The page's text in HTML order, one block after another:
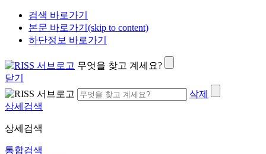
검색 바로가기
본문 바로가기(skip to content)
하단정보 바로가기
무엇을 찾고 계세요?
닫기
삭제
상세검색
상세검색
통합검색